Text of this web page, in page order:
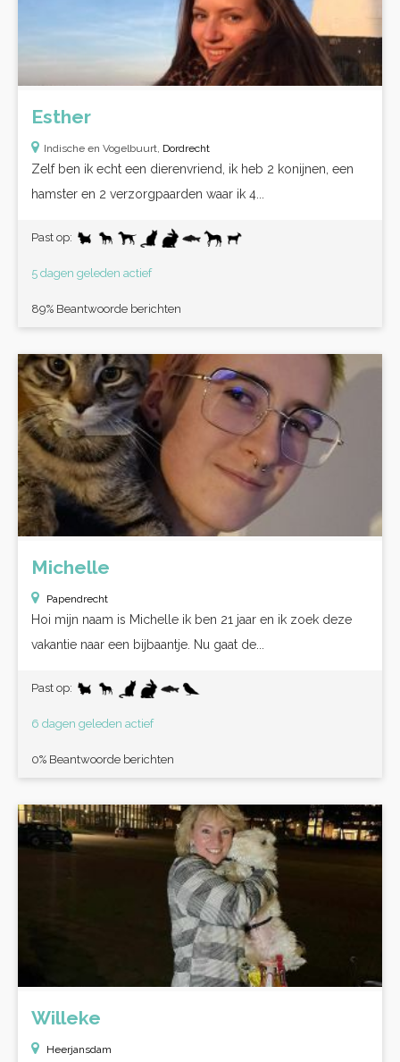
Esther
Indische en Vogelbuurt, Dordrecht
Zelf ben ik echt een dierenvriend, ik heb 2 konijnen, een
hamster en 2 verzorgpaarden waar ik 4...
Past op:
5 dagen geleden actief
89% Beantwoorde berichten
Michelle
Papendrecht
Hoi mijn naam is Michelle ik ben 21 jaar en ik zoek deze
vakantie naar een bijbaantje. Nu gaat de...
Past op:
6 dagen geleden actief
0% Beantwoorde berichten
Willeke
Heerjansdam